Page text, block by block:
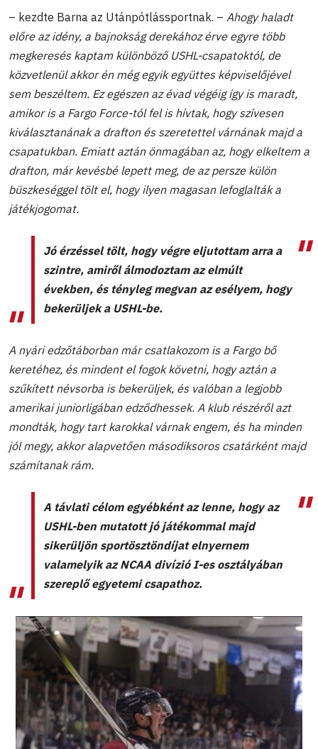
– kezdte Barna az Utánpótlássportnak. – Ahogy haladt
előre az idény, a bajnokság derekához érve egyre több
megkeresés kaptam különböző USHL-csapatoktól, de
közvetlenül akkor én még egyik együttes képviselőjével
sem beszéltem. Ez egészen az évad végéig így is maradt,
amikor is a Fargo Force-tól fel is hívtak, hogy szívesen
kiválasztanának a drafton és szeretettel várnának majd a
csapatukban. Emiatt aztán önmagában az, hogy elkeltem a
drafton, már kevésbé lepett meg, de az persze külön
büszkeséggel tölt el, hogy ilyen magasan lefoglalták a
játékjogomat.
Jó érzéssel tölt, hogy végre eljutottam arra a
szintre, amiről álmodoztam az elmúlt
években, és tényleg megvan az esélyem, hogy
bekerüljek a USHL-be.
A nyári edzőtáborban már csatlakozom is a Fargo bő
keretéhez, és mindent el fogok követni, hogy aztán a
szűkített névsorba is bekerüljek, és valóban a legjobb
amerikai juniorligában edződhessek. A klub részéről azt
mondták, hogy tart karokkal várnak engem, és ha minden
jól megy, akkor alapvetően másodiksoros csatárként majd
számítanak rám.
A távlati célom egyébként az lenne, hogy az
USHL-ben mutatott jó játékommal majd
sikerüljön sportösztöndíjat elnyernem
valamelyik az NCAA divízió I-es osztályában
szereplő egyetemi csapathoz.